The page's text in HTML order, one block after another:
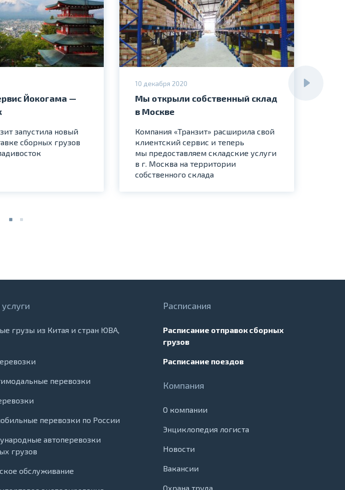
Йокогама —
запустила новый
сборных грузов
10 декабря 2020
Мы открыли собственный склад
в Москве
Компания «Транзит» расширила свой
клиентский сервис и теперь
мы предоставляем складские услуги
в г. Москва на территории
собственного склада
грузы из Китая и стран ЮВА,
перевозки
перевозки по России
автоперевозки
грузов
обслуживание
Расписания
Расписание отправок сборных
грузов
Расписание поездов
Компания
О компании
Энциклопедия логиста
Новости
Вакансии
Охрана труда